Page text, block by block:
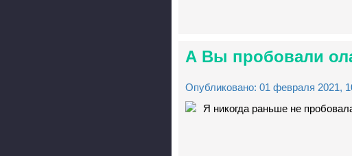
А Вы пробовали
Опубликовано: 01 февраля 2021,
Я никогда раньше не